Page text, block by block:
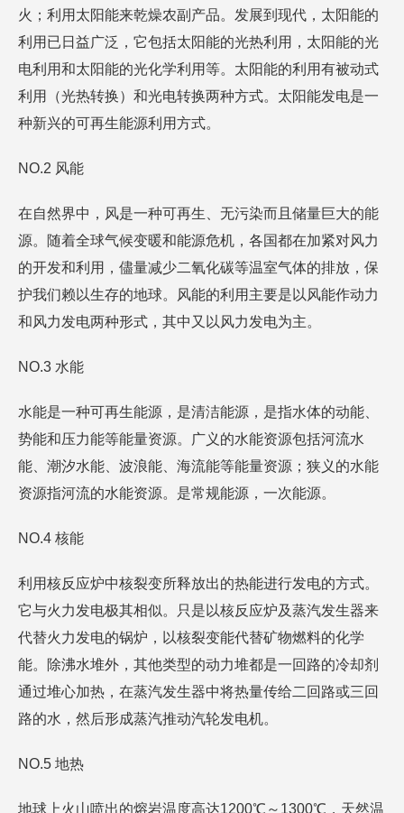
火；利用太阳能来乾燥农副产品。发展到现代，太阳能的
利用已日益广泛，它包括太阳能的光热利用，太阳能的光
电利用和太阳能的光化学利用等。太阳能的利用有被动式
利用（光热转换）和光电转换两种方式。太阳能发电是一
种新兴的可再生能源利用方式。
NO.2 风能
在自然界中，风是一种可再生、无污染而且储量巨大的能
源。随着全球气候变暖和能源危机，各国都在加紧对风力
的开发和利用，儘量减少二氧化碳等温室气体的排放，保
护我们赖以生存的地球。风能的利用主要是以风能作动力
和风力发电两种形式，其中又以风力发电为主。
NO.3 水能
水能是一种可再生能源，是清洁能源，是指水体的动能、
势能和压力能等能量资源。广义的水能资源包括河流水
能、潮汐水能、波浪能、海流能等能量资源；狭义的水能
资源指河流的水能资源。是常规能源，一次能源。
NO.4 核能
利用核反应炉中核裂变所释放出的热能进行发电的方式。
它与火力发电极其相似。只是以核反应炉及蒸汽发生器来
代替火力发电的锅炉，以核裂变能代替矿物燃料的化学
能。除沸水堆外，其他类型的动力堆都是一回路的冷却剂
通过堆心加热，在蒸汽发生器中将热量传给二回路或三回
路的水，然后形成蒸汽推动汽轮发电机。
NO.5 地热
地球上火山喷出的熔岩温度高达1200℃～1300℃，天然温